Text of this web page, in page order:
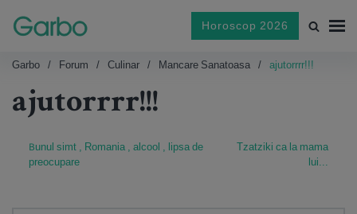
Horoscop 2026
Garbo Forum Culinar Mancare Sanatoasa ajutorrrr!!!
ajutorrrr!!!
Bunul simt , Romania , alcool , lipsa de
preocupare
Tzatziki ca la mama
lui...